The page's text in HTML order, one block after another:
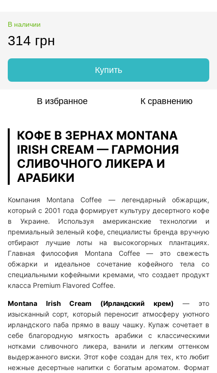
В наличии
314 грн
Купить
В избранное К сравнению
КОФЕ В ЗЕРНАХ MONTANA
IRISH CREAM — ГАРМОНИЯ
СЛИВОЧНОГО ЛИКЕРА И
АРАБИКИ
Компания Montana Coffee — легендарный обжарщик,
который с 2001 года формирует культуру десертного кофе
в Украине. Используя американские технологии и
премиальный зеленый кофе, специалисты бренда вручную
отбирают лучшие лоты на высокогорных плантациях.
Главная философия Montana Coffee — это свежесть
обжарки и идеальное сочетание кофейного тела со
специальными кофейными кремами, что создает продукт
класса Premium Flavored Coffee.
Montana Irish Cream (Ирландский крем) — это
изысканный сорт, который переносит атмосферу уютного
ирландского паба прямо в вашу чашку. Купаж сочетает в
себе благородную мягкость арабики с классическими
нотками сливочного ликера, ванили и легким оттенком
выдержанного виски. Этот кофе создан для тех, кто любит
нежные десертные напитки с богатым ароматом. Формат